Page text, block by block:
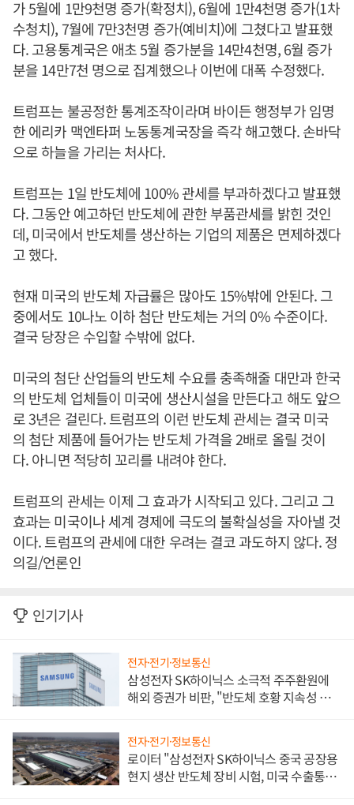
가 5월에 1만9천명 증가(확정치), 6월에 1만4천명 증가(1차
수청치), 7월에 7만3천명 증가(예비치)에 그쳤다고 발표했
다. 고용통계국은 애초 5월 증가분을 14만4천명, 6월 증가
분을 14만7천 명으로 집계했으나 이번에 대폭 수정했다.
트럼프는 불공정한 통계조작이라며 바이든 행정부가 임명
한 에리카 맥엔타퍼 노동통계국장을 즉각 해고했다. 손바닥
으로 하늘을 가리는 처사다.
트럼프는 1일 반도체에 100% 관세를 부과하겠다고 발표했
다. 그동안 예고하던 반도체에 관한 부품관세를 밝힌 것인
데, 미국에서 반도체를 생산하는 기업의 제품은 면제하겠다
고 했다.
현재 미국의 반도체 자급률은 많아도 15%밖에 안된다. 그
중에서도 10나노 이하 첨단 반도체는 거의 0% 수준이다.
결국 당장은 수입할 수밖에 없다.
미국의 첨단 산업들의 반도체 수요를 충족해줄 대만과 한국
의 반도체 업체들이 미국에 생산시설을 만든다고 해도 앞으
로 3년은 걸린다. 트럼프의 이런 반도체 관세는 결국 미국
의 첨단 제품에 들어가는 반도체 가격을 2배로 올릴 것이
다. 아니면 적당히 꼬리를 내려야 한다.
트럼프의 관세는 이제 그 효과가 시작되고 있다. 그리고 그
효과는 미국이나 세계 경제에 극도의 불확실성을 자아낼 것
이다. 트럼프의 관세에 대한 우려는 결코 과도하지 않다. 정
의길/언론인
인기기사
전자·전기·정보통신
삼성전자 SK하이닉스 소극적 주주환원에
해외 증권가 비판, "반도체 호황 지속성 의
전자·전기·정보통신
로이터 "삼성전자 SK하이닉스 중국 공장용
현지 생산 반도체 장비 시험, 미국 수출통제